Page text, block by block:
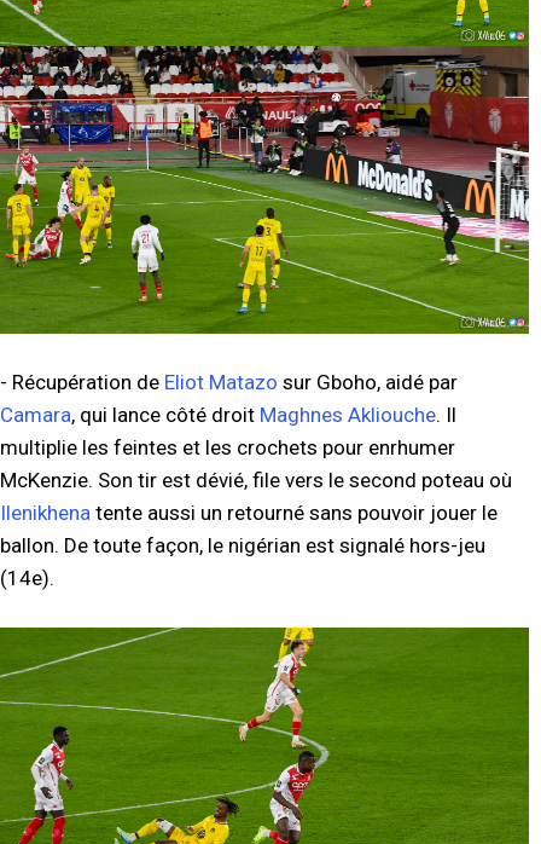
- Récupération de Eliot Matazo sur Gboho, aidé par
Camara, qui lance côté droit Maghnes Akliouche. Il
multiplie les feintes et les crochets pour enrhumer
McKenzie. Son tir est dévié, file vers le second poteau où
Ilenikhena tente aussi un retourné sans pouvoir jouer le
ballon. De toute façon, le nigérian est signalé hors-jeu
(14e).